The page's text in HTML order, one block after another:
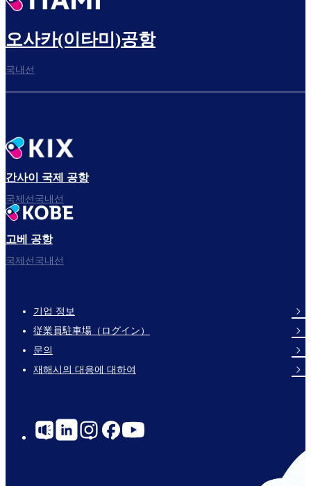
오사카(이타미)공항
국내선
간사이 국제 공항
국제선국내선
고베 공항
국제선국내선
Footer
Links
기업 정보
従業員駐車場（ログイン）
문의
재해시의 대응에 대하여
Social